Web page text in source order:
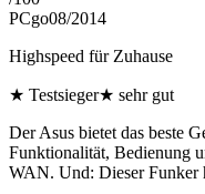
PCgo08/2014
Highspeed für Zuhause
★ Testsieger★ sehr gut
Der Asus bietet das beste
Funktionalität, Bedienung
WAN. Und: Dieser Funker